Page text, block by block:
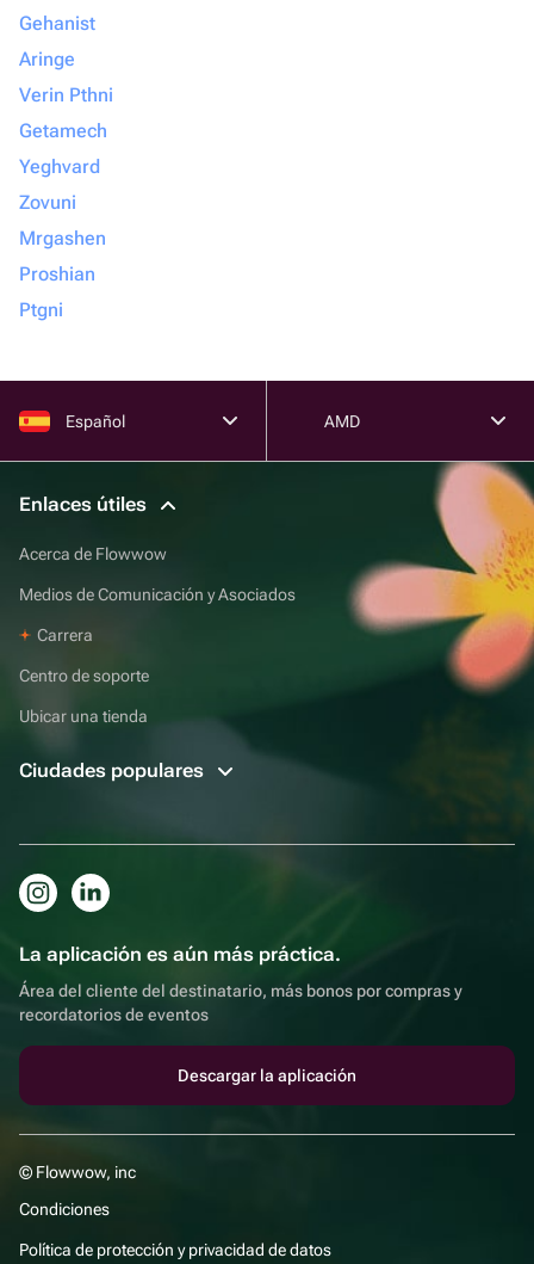
Gehanist
Aringe
Verin Pthni
Getamech
Yeghvard
Zovuni
Mrgashen
Proshian
Ptgni
Español AMD
Enlaces útiles
Acerca de Flowwow
Medios de Comunicación y Asociados
Carrera
Centro de soporte
Ubicar una tienda
Ciudades populares
La aplicación es aún más práctica.
Área del cliente del destinatario, más bonos por compras y
recordatorios de eventos
Descargar la aplicación
© Flowwow, inc
Condiciones
Política de protección y privacidad de datos